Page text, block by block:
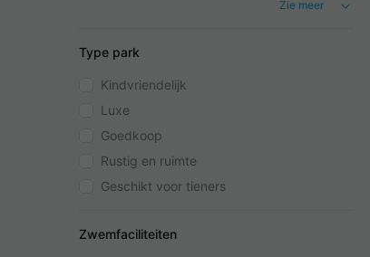
Zie meer
Type park
Kindvriendelijk
Luxe
Goedkoop
Rustig en ruimte
Geschikt voor tieners
Zwemfaciliteiten